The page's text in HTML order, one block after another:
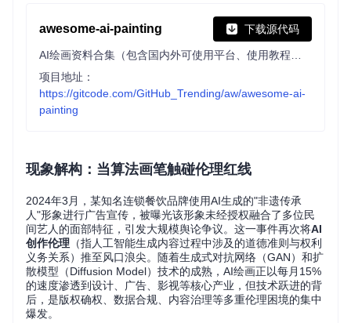
awesome-ai-painting 下载源代码
项目地址：
https://gitcode.com/GitHub_Trending/aw/awesome-ai-
painting
现象解构：当算法画笔触碰伦理红线
2024年3月，某知名连锁餐饮品牌使用AI生成的"非遗传承
人"形象进行广告宣传，被曝光该形象未经授权融合了多位民
间艺人的面部特征，引发大规模舆论争议。这一事件再次将AI
创作伦理 （指人工智能生成内容过程中涉及的道德准则与权利
义务关系）推至风口浪尖。随着生成式对抗网络（GAN）和扩
散模型（Diffusion Model）技术的成熟，AI绘画正以每月15%
的速度渗透到设计、广告、影视等核心产业，但技术跃进的背
后，是版权确权、数据合规、内容治理等多重伦理困境的集中
爆发。